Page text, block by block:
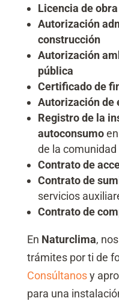
Licencia de
Autorización
construcción
Autorización
pública
Certificado de
Autorización de
Registro de la
autoconsumoen
de la
Contrato de
Contrato de
servicios
Contrato de
En Naturclima,
trámites por ti de
Consúltanosy
para una